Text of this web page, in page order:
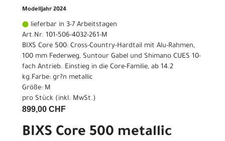
Modelljahr 2024
lieferbar in 3-7 Arbeitstagen
Art.Nr. 101-506-4032-261-M
BIXS Core 500: Cross-Country-Hardtail mit Alu-Rahmen,
100 mm Federweg, Suntour Gabel und Shimano CUES 10-
fach Antrieb. Einstieg in die Core-Familie, ab 14.2
kg.Farbe: gr?n metallic
Größe: M
pro Stück (inkl. MwSt.)
899,00 CHF
BIXS Core 500 metallic